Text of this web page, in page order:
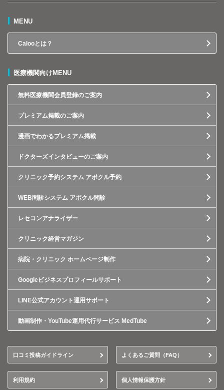
MENU
Calooとは？
医療機関向けMENU
無料医療機関会員登録のご案内
プレミアム掲載のご案内
漫画でわかるプレミアム掲載
ドクターズインタビューのご案内
クリニック予約システム アポクル予約
WEB問診システム アポクル問診
レセコンアナライザー
クリニック経営マガジン
病院・クリニック ホームページ制作
Googleビジネスプロフィールサポート
LINE公式アカウント運用サポート
動画制作・YouTube運用代行サービス MedTube
口コミ投稿ガイドライン よくあるご質問（FAQ）
利用規約 個人情報保護方針